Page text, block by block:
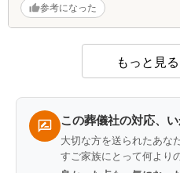
トで各社基本的な料金を
を聞き、あさひ葬祭様に
疑問に思うことも、とて
実際に、提示価格のまま
料金もなく、家族全員が
心して執り行うことがで
家族が亡くなって、失意
に、心強い存在でした。
本当に、有難うござい
参考になった
もっと見
この葬儀社の対応、
大切な方を送られたあな
すご家族にとって何より